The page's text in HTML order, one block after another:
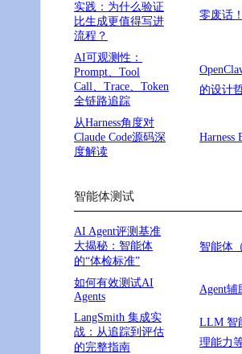
实践：为什么验证
比生成更值得写进
流程？
零废话
AI可观测性：
Prompt、Tool
Call、Trace、Token
全链路追踪
的设计
从Harness角度对
Claude Code源码深
度解读
Harness
智能体测试
AI Agent评测基准
大揭秘：智能体
的“体检标准”
智能体
如何有效测试AI
Agents
Agent
LangSmith 集成实
战：从追踪到评估
的完整指南
LLM 智
理能力